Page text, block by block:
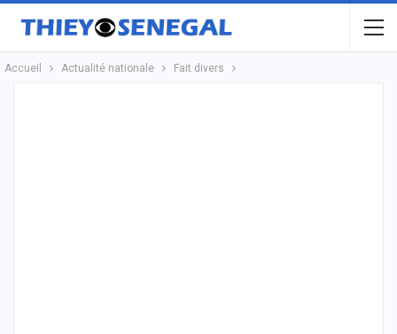
Accueil Actualité nationale Fait divers